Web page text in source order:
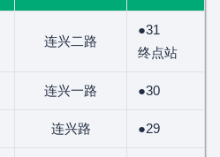
连兴二路
●31
终点站
连兴一路 ●30
连兴路 ●29